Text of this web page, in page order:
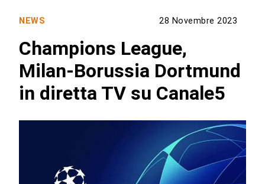
NEWS 28 Novembre 2023
Champions League,
Milan-Borussia Dortmund
in diretta TV su Canale5